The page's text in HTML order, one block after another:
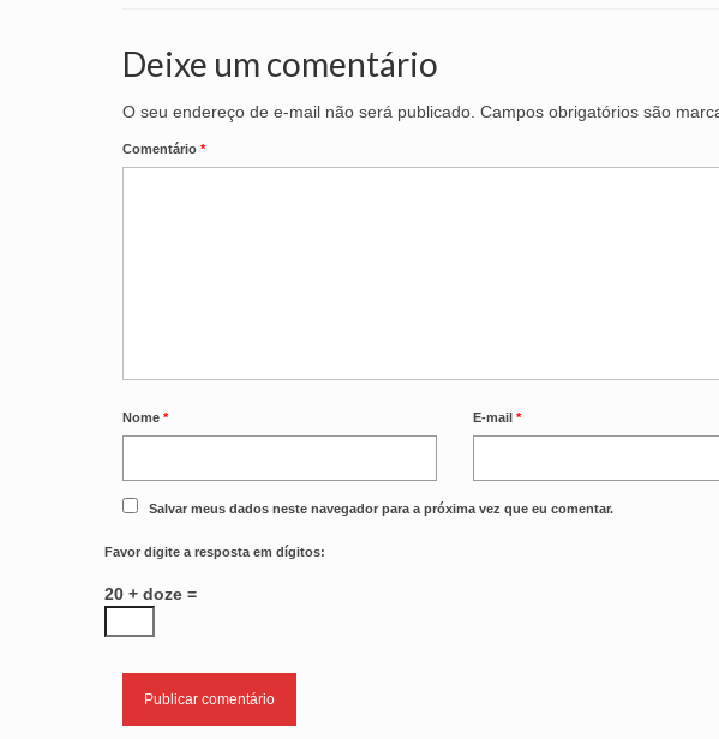
Deixe um comentário
O seu endereço de e-mail não será publicado. Campos obrigatórios são
Comentário *
Nome * E-mail*
Salvar meus dados neste navegador para a próxima vez que eu comentar.
Favor digite a resposta em dígitos:
20 + doze =